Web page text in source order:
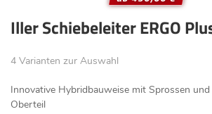
Iller Schiebeleiter ERGO
4 Varianten zur Auswahl
Innovative Hybridbauweise mit Sprossen
Oberteil